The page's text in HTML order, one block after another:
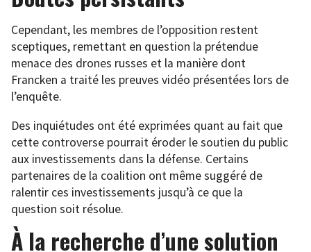
Cependant, les membres de l’opposition restent
sceptiques, remettant en question la prétendue
menace des drones russes et la manière dont
Francken a traité les preuves vidéo présentées lors de
l’enquête.
Des inquiétudes ont été exprimées quant au fait que
cette controverse pourrait éroder le soutien du public
aux investissements dans la défense. Certains
partenaires de la coalition ont même suggéré de
ralentir ces investissements jusqu’à ce que la
question soit résolue.
À la recherche d’une solution